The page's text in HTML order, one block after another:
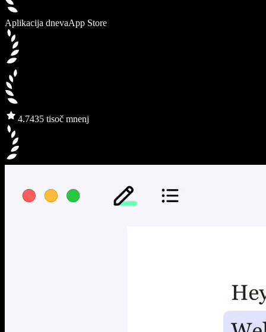
Aplikacija dnevaApp Store
4.7435 tisoč mnenj